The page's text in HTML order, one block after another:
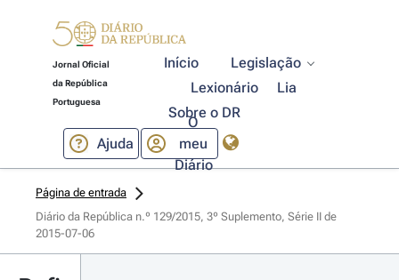
Jornal Oficial
da República
Portuguesa
Início
Legislação
Lexionário
Lia
Sobre o DR
Ajuda
O
meu
Diário
Página de entrada
Diário da República n.º 129/2015, 3º Suplemento, Série II de
2015-07-06